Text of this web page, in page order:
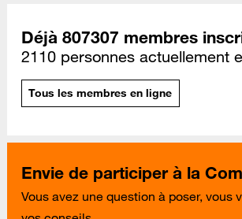
Déjà 807307 membres
2110 personnes actuellement
Tous les membres en ligne
Envie de participer à la
Vous avez une question à poser, vous